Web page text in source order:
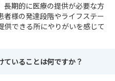
長期的に医療の提供が必要な方
者様の発達段階やライフステー
供できる所にやりがいを感じて
ていることは何ですか？